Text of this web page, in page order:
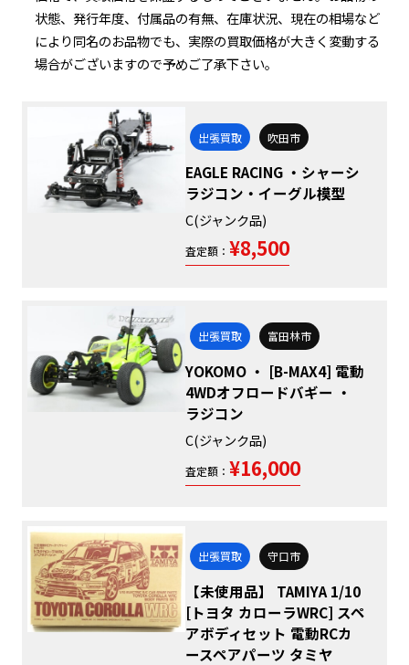
状態、発行年度、付属品の有無、在庫状況、現在の相場など
により同名のお品物でも、実際の買取価格が大きく変動する
場合がございますので予めご了承下さい。
出張買取 吹田市
EAGLE RACING ・シャーシ
ラジコン・イーグル模型
C(ジャンク品)
査定額： ¥8,500
出張買取 富田林市
YOKOMO ・ [B-MAX4] 電動
4WDオフロードバギー ・
ラジコン
C(ジャンク品)
査定額： ¥16,000
出張買取 守口市
【未使用品】 TAMIYA 1/10
[トヨタ カローラWRC] スペ
アボディセット 電動RCカ
ースペアパーツ タミヤ